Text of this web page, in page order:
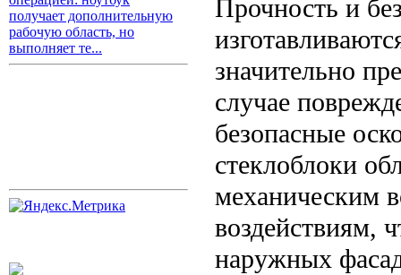
получает дополнительную
рабочую область, но
выполняет те...
Прочность и
значительно
случае
безопасные
стеклоблоки
механическим
воздействиям,
наружных